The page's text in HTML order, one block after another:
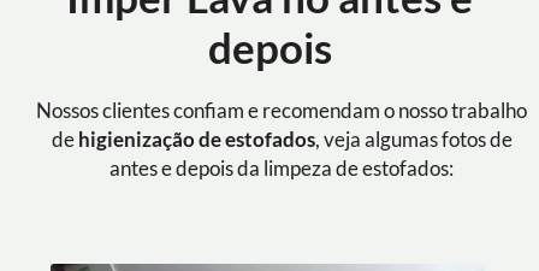
depois
Nossos clientes confiam e recomendam o nosso trabalho
de higienização de estofados, veja algumas fotos de
antes e depois da limpeza de estofados: